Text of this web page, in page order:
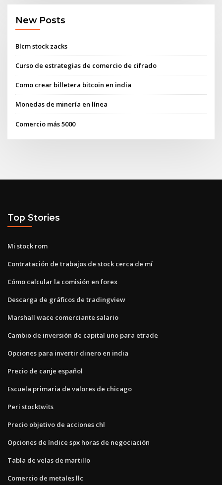
New Posts
Blcm stock zacks
Curso de estrategias de comercio de cifrado
Como crear billetera bitcoin en india
Monedas de minería en línea
Comercio más 5000
Top Stories
Mi stock rom
Contratación de trabajos de stock cerca de mí
Cómo calcular la comisión en forex
Descarga de gráficos de tradingview
Marshall wace comerciante salario
Cambio de inversión de capital uno para etrade
Opciones para invertir dinero en india
Precio de canje español
Escuela primaria de valores de chicago
Peri stocktwits
Precio objetivo de acciones chl
Opciones de índice spx horas de negociación
Tabla de velas de martillo
Comercio de metales llc